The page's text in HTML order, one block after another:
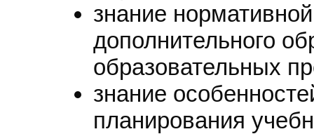
знание
дополнительного
образовательных
знание
планирования